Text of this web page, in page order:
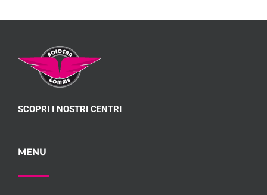
SCOPRI I NOSTRI CENTRI
MENU